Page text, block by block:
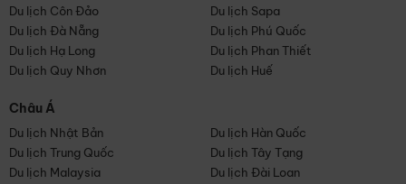
Du lịch Côn Đảo
Du lịch Sapa
Du lịch Đà Nẵng
Du lịch Phú Quốc
Du lịch Hạ Long
Du lịch Phan Thiết
Du lịch Quy Nhơn
Du lịch Huế
Châu Á
Du lịch Nhật Bản
Du lịch Hàn Quốc
Du lịch Trung Quốc
Du lịch Tây Tạng
Du lịch Malaysia
Du lịch Đài Loan